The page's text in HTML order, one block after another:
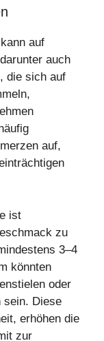
auf
auch
die sich auf
auf,
ist
zu
3–4
könnten
oder
sein. Diese
erhöhen die
zur